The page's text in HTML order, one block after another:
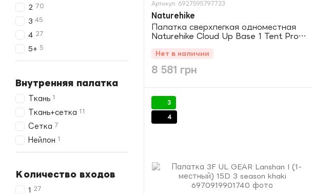
Артикул: 6927595797723
Naturehike
Палатка сверхлегкая одноместная
Naturehike Cloud Up Base 1 Tent Pro
8 581 грн
Нет в наличии
3
4
2 70
3 45
4 27
5+ 5
Внутренняя палатка
Ткань 1
Ткань+сетка 11
Сетка 7
Нейлон 1
Количество входов
1 27